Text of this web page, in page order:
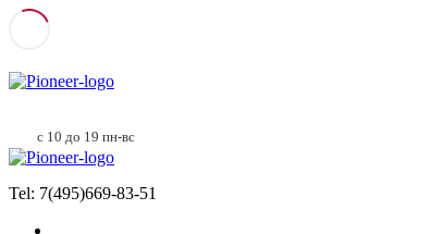
с 10 до 19 пн-вс
Tel: 7(495)669-83-51